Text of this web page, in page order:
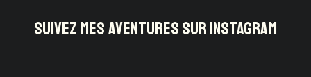
SUIVEZ MES AVENTURES SUR INSTAGRAM